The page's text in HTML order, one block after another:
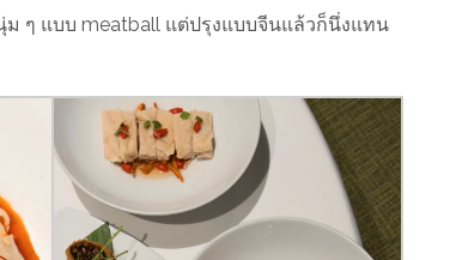
ๆ แบบ meatball แต่ปรุงแบบจีนแล้วก็นึ่งแทน